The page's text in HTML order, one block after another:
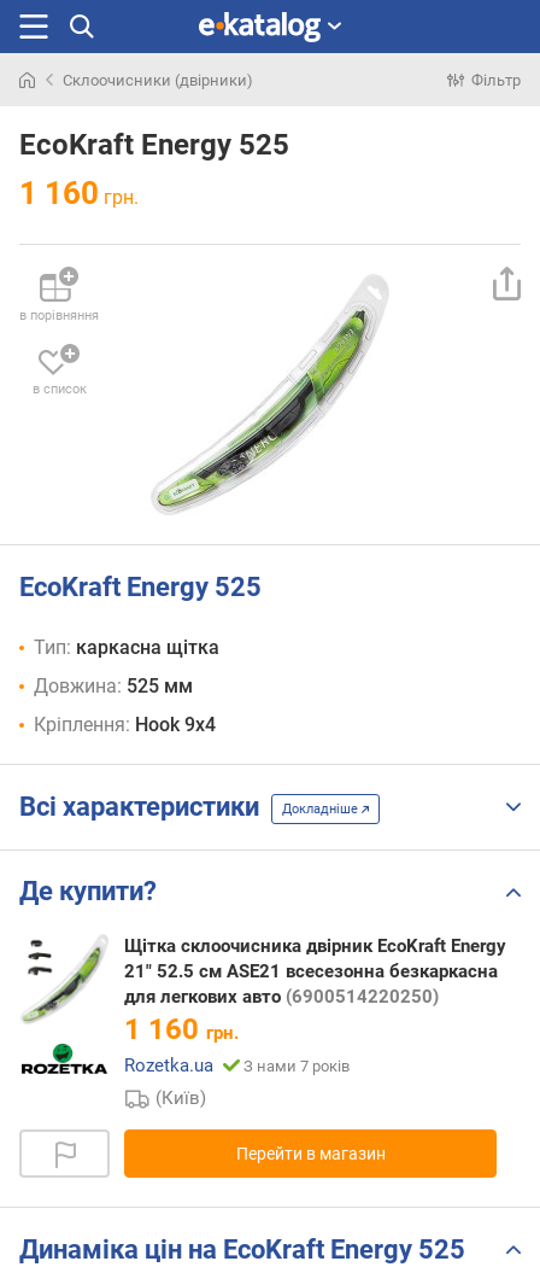
раніше
Склоочисники (двірники) Фільтр
EcoKraft Energy 525
1 160 грн.
в порівняння
в список
EcoKraft Energy 525
Тип: каркасна щітка
Довжина: 525 мм
Кріплення: Hook 9x4
Всі характеристики Докладніше
Де купити?
Щітка склоочисника двірник EcoKraft Energy
21" 52.5 см ASE21 всесезонна безкаркасна
для легкових авто (6900514220250)
1 160 грн.
Rozetka.ua
З нами 7 років
(Київ)
Перейти в магазин
Динаміка цін на EcoKraft Energy 525